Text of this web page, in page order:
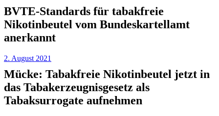
BVTE-Standards für tabakfreie
Nikotinbeutel vom Bundeskartellamt
anerkannt
2. August 2021
Mücke: Tabakfreie Nikotinbeutel jetzt in
das Tabakerzeugnisgesetz als
Tabaksurrogate aufnehmen